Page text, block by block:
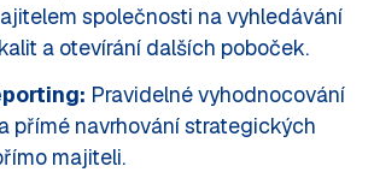
společnosti na vyhledávání
a otevírání dalších poboček.
Pravidelné vyhodnocování
přímé navrhování strategických
majiteli.